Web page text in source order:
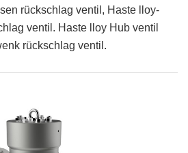
rückschlag ventil, Haste lloy-
ventil. Haste lloy Hub ventil
rückschlag ventil.